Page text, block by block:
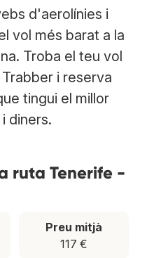
d'aerolínies i
vol més barat a la
Troba el teu vol
i reserva
tingui el millor
diners.
ruta Tenerife -
Preu mitjà
117 €